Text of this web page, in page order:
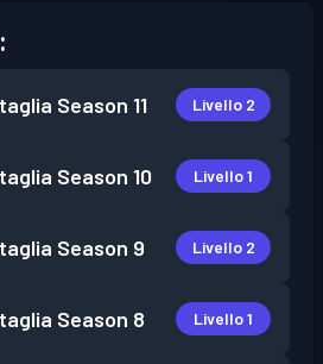
Season 11 Livello 2
Season 10 Livello 1
Season 9 Livello 2
Season 8 Livello 1